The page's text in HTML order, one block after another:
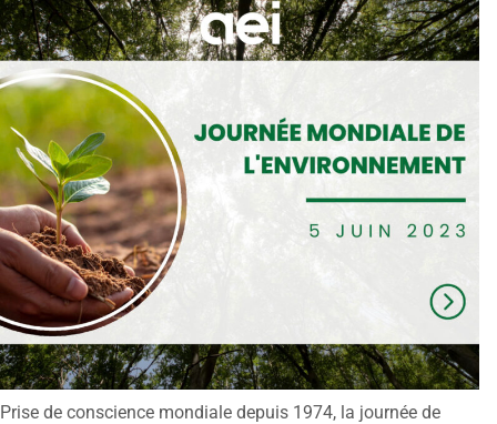
Prise de conscience mondiale depuis 1974, la journée de